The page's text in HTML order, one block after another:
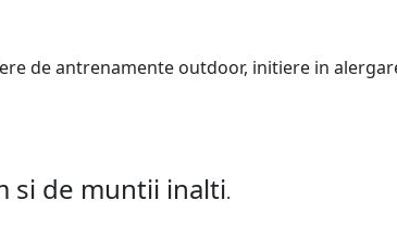
de antrenamente outdoor, initiere in
si de muntii inalti.